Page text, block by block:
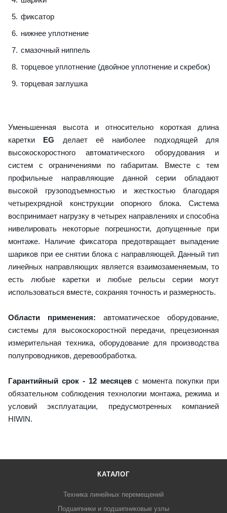
фиксатор
нижнее уплотнение
смазочный ниппель
торцевое уплотнение (двойное уплотнение и скребок)
торцевая заглушка
Уменьшенная высота и относительно короткая длина
каретки EG делает её наиболее подходящей для
высокоскоростного автоматического оборудования и
систем с ограничениями по габаритам. Вместе с тем
профильные направляющие данной серии обладают
высокой грузоподъемностью и жесткостью благодаря
четырехрядной конструкции опорного блока. Система
воспринимает нагрузку в четырех направлениях и способна
нивелировать некоторые погрешности, допущенные при
монтаже. Наличие фиксатора предотвращает выпадение
шариков при ее снятии блока с направляющей. Данный тип
линейных направляющих является взаимозаменяемым, то
есть любые каретки и любые рельсы серии могут
использоваться вместе, сохраняя точность и размерность.
Области применения: автоматическое оборудование,
системы для высокоскоростной передачи, прецезионная
измерительная техника, оборудование для производства
полупроводников, деревообработка.
Гарантийный срок - 12 месяцевс момента покупки при
обязательном соблюдения технологии монтажа, режима и
условий эксплуатации, предусмотренных компанией
HIWIN.
КАТАЛОГ
Техника линейных перемещений
Подшипники и подшипниковые узлы